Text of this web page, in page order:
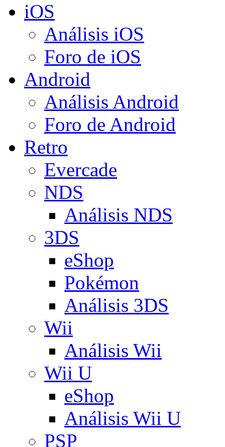
iOS
Análisis iOS
Foro de iOS
Android
Análisis Android
Foro de Android
Retro
Evercade
NDS
Análisis NDS
3DS
eShop
Pokémon
Análisis 3DS
Wii
Análisis Wii
Wii U
eShop
Análisis Wii U
PSP